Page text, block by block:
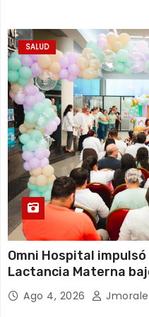
SALUD
Omni Hospital
Lactancia Materna
sostenible en
Ago 4, 2026